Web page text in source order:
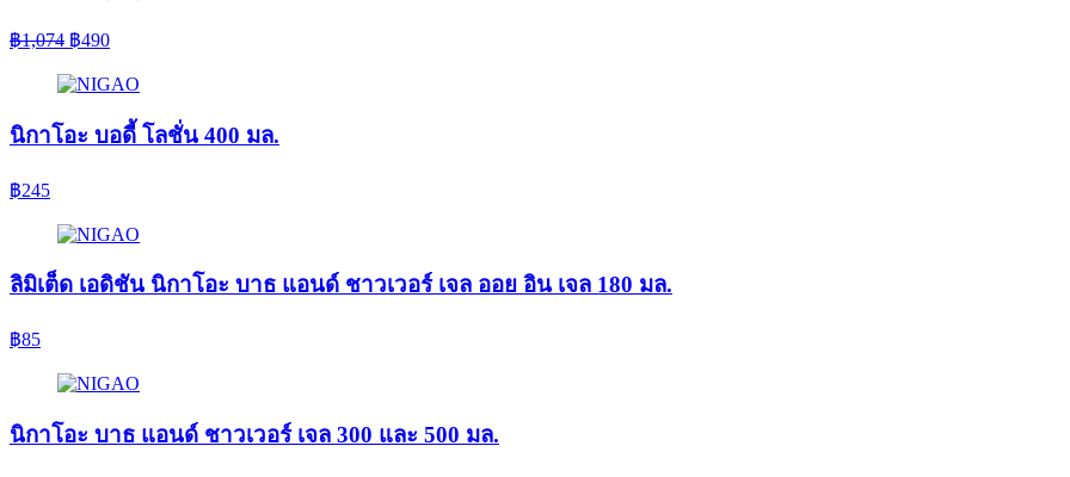
฿1,074 Original
price
was:
฿490Current
price
is:
นิกาโอะ บอดี้ โลชั่น 400 มล.
฿245
ลิมิเต็ด เอดิชัน นิกาโอะ บาธ แอนด์ ชาวเวอร์ เจล ออย อิน เจล 180 มล.
฿85
นิกาโอะ บาธ แอนด์ ชาวเวอร์ เจล 300 และ 500 มล.